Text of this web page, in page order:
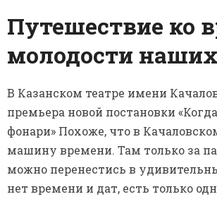
Путешествие ко
молодости
В Казанском театре имени
премьера новой постановки
фонари» Похоже, что в
машину времени. Там только за
можно перенестись в
нет времени и дат, есть только